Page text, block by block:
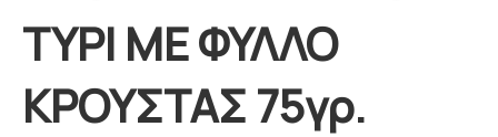
ΤΥΡΙ ΜΕ ΦΥΛΛΟ
ΚΡΟΥΣΤΑΣ 75γρ.